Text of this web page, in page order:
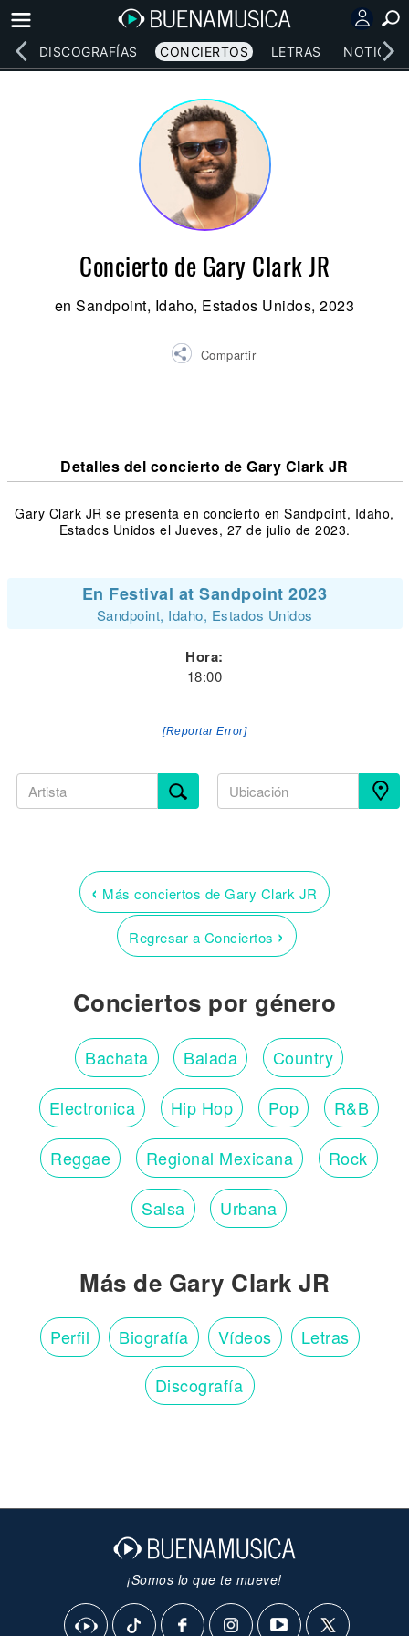
DISCOGRAFÍAS CONCIERTOS LETRAS NOTICIAS
Concierto de Gary Clark JR
en Sandpoint, Idaho, Estados Unidos, 2023
Compartir
Detalles del concierto de Gary Clark JR
Gary Clark JR se presenta en concierto en Sandpoint, Idaho,
Estados Unidos el Jueves, 27 de julio de 2023.
En Festival at Sandpoint 2023
Sandpoint, Idaho, Estados Unidos
Hora:
18:00
[Reportar Error]
‹ Más conciertos de Gary Clark JR
Regresar a Conciertos ›
Conciertos por género
Bachata Balada Country
Electronica Hip Hop Pop R&B
Reggae Regional Mexicana Rock
Salsa Urbana
Más de Gary Clark JR
Perfil Biografía Vídeos Letras
Discografía
¡Somos lo que te mueve!